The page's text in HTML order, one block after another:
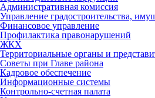
Административная комиссия
Управление градостроительства,
Финансовое управление
Профилактика правонарушений
ЖКХ
Территориальные органы и
Советы при Главе района
Кадровое обеспечение
Информационные системы
Контрольно-счетная палата